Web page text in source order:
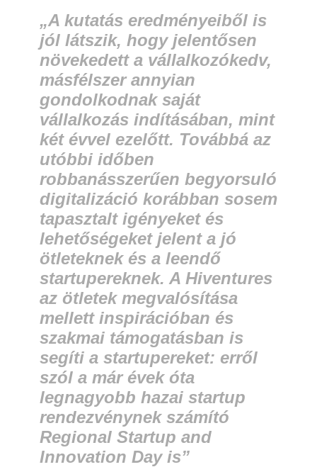
„A kutatás eredményeiből is
jól látszik, hogy jelentősen
növekedett a vállalkozókedv,
másfélszer annyian
gondolkodnak saját
vállalkozás indításában, mint
két évvel ezelőtt. Továbbá az
utóbbi időben
robbanásszerűen begyorsuló
digitalizáció korábban sosem
tapasztalt igényeket és
lehetőségeket jelent a jó
ötleteknek és a leendő
startupereknek. A Hiventures
az ötletek megvalósítása
mellett inspirációban és
szakmai támogatásban is
segíti a startupereket: erről
szól a már évek óta
legnagyobb hazai startup
rendezvénynek számító
Regional Startup and
Innovation Day is”